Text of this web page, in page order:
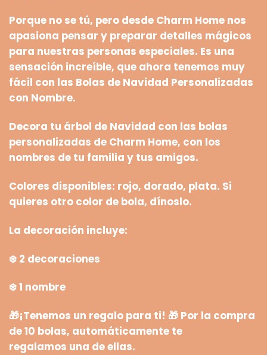
Porque no se tú, pero desde Charm Home nos
apasiona pensar y preparar detalles mágicos
para nuestras personas especiales. Es una
sensación increíble, que ahora tenemos muy
fácil con las Bolas de Navidad Personalizadas
con Nombre.
Decora tu árbol de Navidad con las bolas
personalizadas de Charm Home, con los
nombres de tu familia y tus amigos.
Colores disponibles: rojo, dorado, plata. Si
quieres otro color de bola, dínoslo.
La decoración incluye:
❄️ 2 decoraciones
❄️1 nombre
🎁¡Tenemos un regalo para ti! 🎁 Por la compra
de 10 bolas, automáticamente te
regalamos una de ellas.